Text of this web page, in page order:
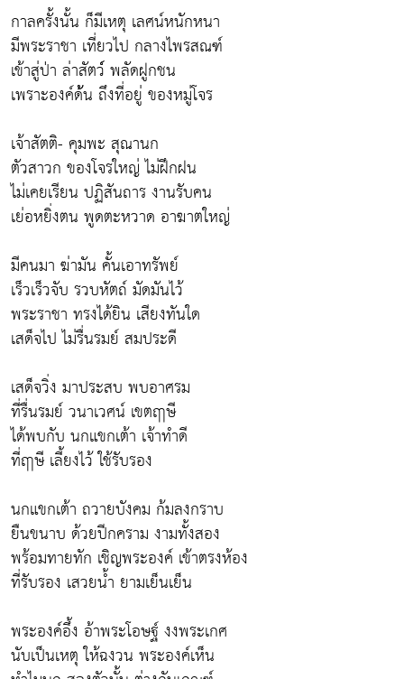
กาลครั้งนั้น ก็มีเหตุ เลศน์หนักหนา
มีพระราชา เที่ยวไป กลางไพรสณฑ์
เข้าสู่ป่า ล่าสัตว์์ พลัดฝูกชน
เพราะองค์ด้้น ถึงที่อยู่ ของหมู่โจร
เจ้าสัตติ- คุมพะ สุณานก
ตัวสาวก ของโจรใหญ่ ไม่ฝึกฝน
ไม่เคยเรียน ปฏิสันถาร งานรับคน
เย่อหยิ่งตน พูดตะหวาด อาฆาตใหญ่
มีคนมา ฆ่ามัน คั้นเอาทรัพย์
เร็วเร็วจับ รวบหัตถ์ มัดมันไว้
พระราชา ทรงได้ยิน เสียงทันใด
เสด็จไป ไม่รื่นรมย์ สมประดี
เสด็จวิ่ง มาประสบ พบอาศรม
ที่รื่นรมย์ วนาเวศน์ เขตฤาษี
ได้พบกับ นกแขกเต้า เจ้าทำดี
ที่ฤาษี เลี้ยงไว้ ใช้รับรอง
นกแขกเต้า ถวายบังคม ก้มลงกราบ
ยืนขนาบ ด้วยปีกคราม งามทั้งสอง
พร้อมทายทัก เชิญพระองค์ เข้าตรงห้อง
ที่รับรอง เสวยน้ำ ยามเย็นเย็น
พระองค์อึ้ง อ้าพระโอษฐ์ งงพระเกศ
นับเป็นเหตุ ให้ฉงวน พระองค์เห็น